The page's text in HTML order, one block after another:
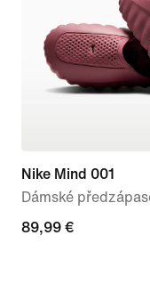
Nike Mind 001
Dámské
89,99 €
89,99 €